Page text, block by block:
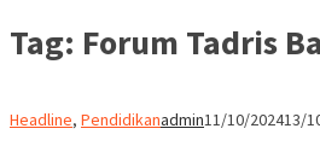
Tag: Forum Tadris
Headline, Pendidikanadmin11/10/202413/